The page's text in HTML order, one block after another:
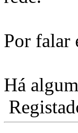
Por falar
Há